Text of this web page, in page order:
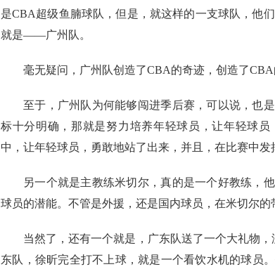
是CBA超级鱼腩球队，但是，就这样的一支球队，他
就是——广州队。
毫无疑问，广州队创造了CBA的奇迹，创造了CBA
至于，广州队为何能够闯进季后赛，可以说，也
标十分明确，那就是努力培养年轻球员，让年轻球
中，让年轻球员，勇敢地站了出来，并且，在比赛中发
另一个就是主教练米切尔，真的是一个好教练，
球员的潜能。不管是外援，还是国内球员，在米切尔的
当然了，还有一个就是，广东队送了一个大礼物
东队，徐昕完全打不上球，就是一个看饮水机的球员